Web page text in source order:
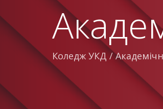
Коледж УКД/